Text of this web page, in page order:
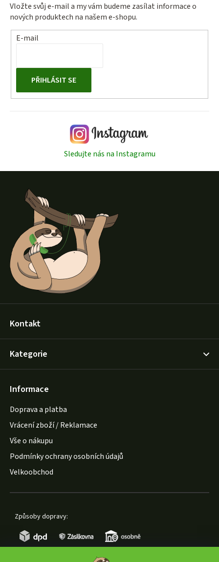
p
i
Vložte svůj e-mail a my vám budeme zasílat informace o
nových produktech na našem e-shopu.
E-mail
PŘIHLÁSIT SE
Sledujte nás na Instagramu
Kontakt
Kategorie
Informace
Doprava a platba
Vrácení zboží / Reklamace
Vše o nákupu
Podmínky ochrany osobních údajů
Velkoobchod
Způsoby dopravy: